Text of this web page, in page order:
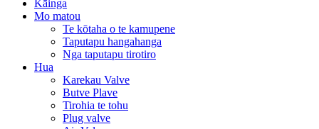
Kāinga
Mo matou
Te kōtaha o te kamupene
Taputapu hangahanga
Nga taputapu tirotiro
Hua
Karekau Valve
Butve Plave
Tirohia te tohu
Plug valve